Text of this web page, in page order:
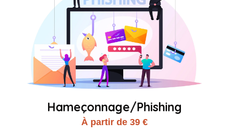
Hameçonnage/Phishing
À partir de 39 €